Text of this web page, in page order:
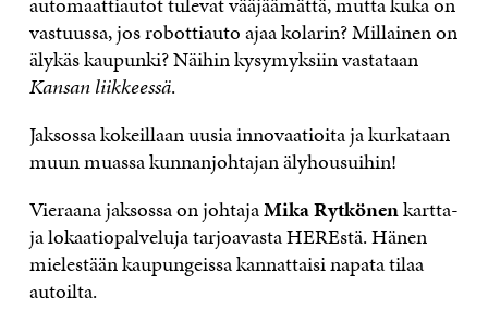
vastuussa, jos robottiauto ajaa kolarin? Millainen on
älykäs kaupunki? Näihin kysymyksiin vastataan
Kansan liikkeessä.
Jaksossa kokeillaan uusia innovaatioita ja kurkataan
muun muassa kunnanjohtajan älyhousuihin!
Vieraana jaksossa on johtajaMika Rytkönenkartta-
ja lokaatiopalveluja tarjoavasta HEREstä. Hänen
mielestään kaupungeissa kannattaisi napata tilaa
autoilta.